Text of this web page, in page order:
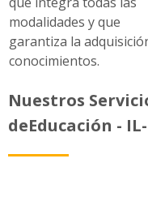
modalidades y que
garantiza la
conocimientos.
Nuestros
deEducación -